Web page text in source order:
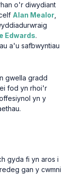
o'r diwydiant
Alan Mealor,
Edwards.
a'u safbwyntiau
gwella gradd
fod yn rhoi'r
yn y
gyda fi yn aros i
gan y cwmni